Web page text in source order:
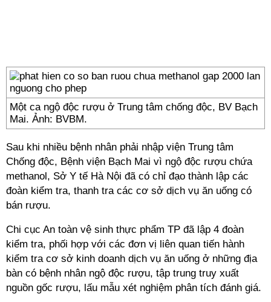
Một ca ngộ độc rượu ở Trung tâm chống độc, BV Bạch
Mai. Ảnh: BVBM.
Sau khi nhiều bệnh nhân phải nhập viện Trung tâm
Chống độc, Bệnh viện Bạch Mai vì ngộ độc rượu chứa
methanol, Sở Y tế Hà Nội đã có chỉ đạo thành lập các
đoàn kiểm tra, thanh tra các cơ sở dịch vụ ăn uống có
bán rượu.
Chi cục An toàn vệ sinh thực phẩm TP đã lập 4 đoàn
kiểm tra, phối hợp với các đơn vị liên quan tiến hành
kiểm tra cơ sở kinh doanh dịch vụ ăn uống ở những địa
bàn có bệnh nhân ngộ độc rượu, tập trung truy xuất
nguồn gốc rượu, lấu mẫu xét nghiệm phân tích đánh giá.